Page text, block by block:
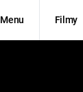
Menu Filmy